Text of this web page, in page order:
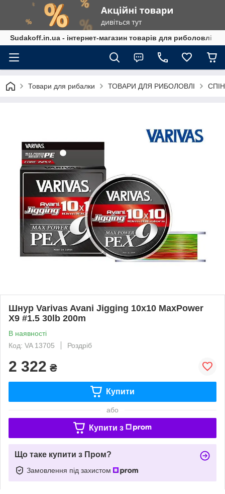
Sudakoff.in.ua - інтернет-магазин товарів для риболовлі
Товари для рибалки ТОВАРИ ДЛЯ РИБОЛОВЛІ
Шнур Varivas Avani Jigging 10x10 MaxPower
X9 #1.5 30lb 200m
В наявності
Код: VA 13705
Роздріб
2 322 ₴
Купити
або
Купити з
Що таке купити з Пром?
Замовлення під захистом